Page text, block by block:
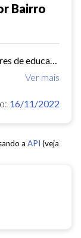
Bairro
Ver mais
16/11/2022
a API (veja